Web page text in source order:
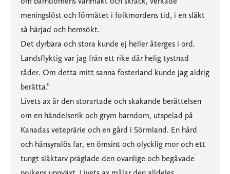
meningslöst och förmätet i folkmordens tid, i en släkt
så härjad och hemsökt.
Det dyrbara och stora kunde ej heller återges i ord.
Landsflyktig var jag från ett rike där helig tystnad
råder. Om detta mitt sanna fosterland kunde jag aldrig
berätta.”
Livets ax är den storartade och skakande berättelsen
om en händelserik och grym barndom, utspelad på
Kanadas veteprärie och en gård i Sörmland. En hård
och hänsynslös far, en ömsint och olycklig mor och ett
tungt släktarv präglade den ovanlige och begåvade